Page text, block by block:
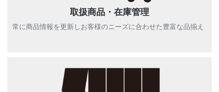
取扱商品・在庫管理
常に商品情報を更新しお客様のニーズに合わせた豊富な品揃え